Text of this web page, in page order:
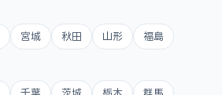
宮城 秋田 山形 福島
千葉 茨城 栃木 群馬